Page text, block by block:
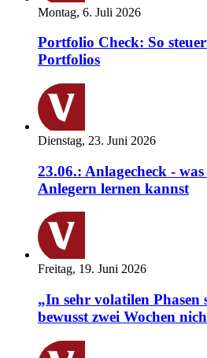
Montag, 6. Juli 2026
Portfolio Check: So
Portfolios
Dienstag, 23. Juni 2026
23.06.: Anlagecheck -
Anlegern lernen kannst
Freitag, 19. Juni 2026
„In sehr volatilen Phasen
bewusst zwei Wochen